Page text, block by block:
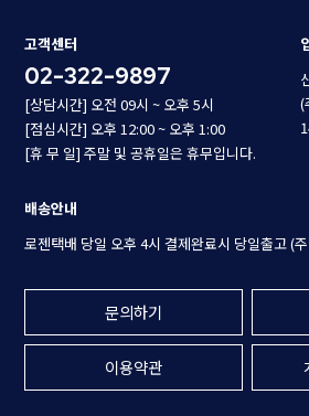
고객센터
02-322-9897
[상담시간] 오전 09시 ~ 오후 5시
[점심시간] 오후 12:00 ~ 오후 1:00
[휴 무 일] 주말 및 공휴일은 휴무입니다.
(
배송안내
로젠택배 당일 오후 4시 결제완료시 당일출고 (
문의하기
이용약관